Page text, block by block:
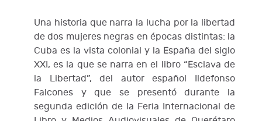
Una historia que narra la lucha por la libertad
de dos mujeres negras en épocas distintas: la
Cuba es la vista colonial y la España del siglo
XXI, es la que se narra en el libro “Esclava de
la Libertad”, del autor español Ildefonso
Falcones y que se presentó durante la
segunda edición de la Feria Internacional de